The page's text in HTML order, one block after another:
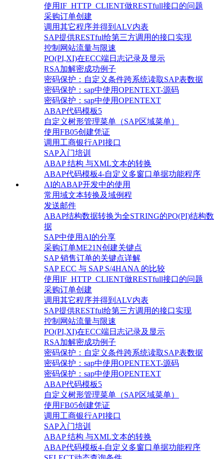
使用IF_HTTP_CLIENT做RESTfull接口的问题
采购订单创建
调用其它程序并得到ALV内表
SAP提供RESTful给第三方调用的接口实现
控制网站流量与限速
PO(PI,XI)在ECC端日志记录及显示
RSA加解密成功例子
密码保护：自定义条件跨系统读取SAP表数据
密码保护：sap中使用OPENTEXT-源码
密码保护：sap中使用OPENTEXT
ABAP代码模板5
自定义树形管理菜单（SAP区域菜单）
使用FB05创建凭证
调用工商银行API接口
SAP入门培训
ABAP 结构 与XML文本的转换
ABAP代码模板4-自定义多窗口单据功能程序
AI的ABAP开发中的使用
常用域文本转换及域例程
发送邮件
ABAP结构数据转换为全STRING的PO(PI)结构数
据
SAP中使用AI的分享
采购订单ME21N创建关键点
SAP 销售订单的关键点详解
SAP ECC 与 SAP S/4HANA 的比较
使用IF_HTTP_CLIENT做RESTfull接口的问题
采购订单创建
调用其它程序并得到ALV内表
SAP提供RESTful给第三方调用的接口实现
控制网站流量与限速
PO(PI,XI)在ECC端日志记录及显示
RSA加解密成功例子
密码保护：自定义条件跨系统读取SAP表数据
密码保护：sap中使用OPENTEXT-源码
密码保护：sap中使用OPENTEXT
ABAP代码模板5
自定义树形管理菜单（SAP区域菜单）
使用FB05创建凭证
调用工商银行API接口
SAP入门培训
ABAP 结构 与XML文本的转换
ABAP代码模板4-自定义多窗口单据功能程序